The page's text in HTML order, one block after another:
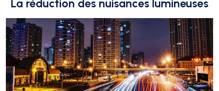
La réduction des nuisances lumineuses